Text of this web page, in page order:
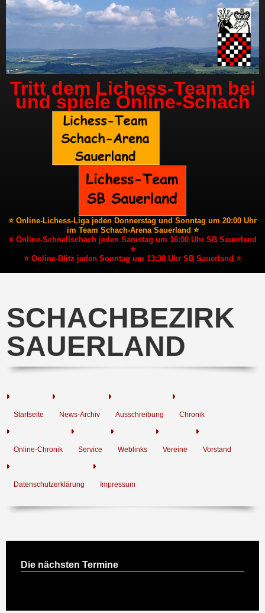
Tritt dem Lichess-Team bei
und spiele Online-Schach
⭐ Online-Lichess-Liga jeden Donnerstag und Sonntag um 20:00 Uhr
im Team Schach-Arena Sauerland ⭐
⭐ Online-Schnellschach jeden Samstag um 16:00 Uhr SB Sauerland
⭐
⭐ Online-Blitz jeden Sonntag um 13:30 Uhr SB Sauerland ⭐
SCHACHBEZIRK
SAUERLAND
Startseite News-Archiv Ausschreibung Chronik
Online-Chronik Service Weblinks Vereine Vorstand
Datenschutzerklärung Impressum
Die nächsten Termine